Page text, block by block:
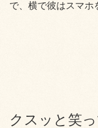
で、横で彼はスマホ
クスッと笑っ